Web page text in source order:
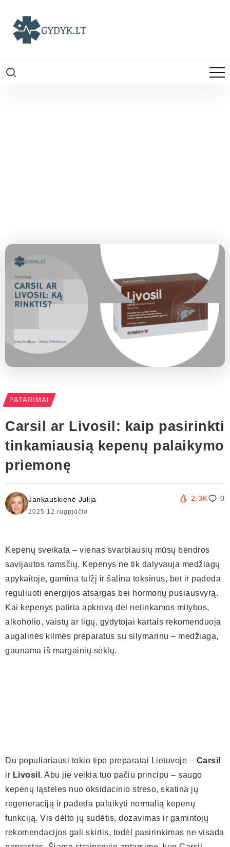
PATARIMAI
Carsil ar Livosil: kaip pasirinkti
tinkamiausią kepenų palaikymo
priemonę
Jankauskienė Julija
2025 12 rugpjūčio
2.3K 0
Kepenų sveikata – vienas svarbiausių mūsų bendros
savijautos ramsčių. Kepenys ne tik dalyvauja medžiagų
apykaitoje, gamina tulžį ir šalina toksinus, bet ir padeda
reguliuoti energijos atsargas bei hormonų pusiausvyrą.
Kai kepenys patiria apkrovą dėl netinkamos mitybos,
alkoholio, vaistų ar ligų, gydytojai kartais rekomenduoja
augalinės kilmės preparatus su silymarinu – medžiaga,
gaunama iš margainių sėklų.
Du populiariausi tokio tipo preparatai Lietuvoje – Carsil
ir Livosil . Abu jie veikia tuo pačiu principu – saugo
kepenų ląsteles nuo oksidacinio streso, skatina jų
regeneraciją ir padeda palaikyti normalią kepenų
funkciją. Vis dėlto jų sudėtis, dozavimas ir gamintojų
rekomendacijos gali skirtis, todėl pasirinkimas ne visada